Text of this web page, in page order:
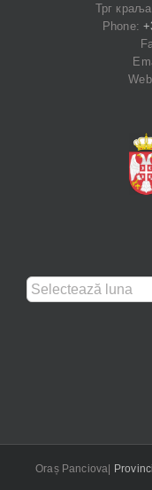
Трг
Phone:
Архива
чланака
Oraș Panciova|